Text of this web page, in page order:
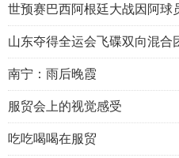
世预赛巴西阿根廷大战因阿球
山东夺得全运会飞碟双向混合
南宁：雨后晚霞
服贸会上的视觉感受
吃吃喝喝在服贸